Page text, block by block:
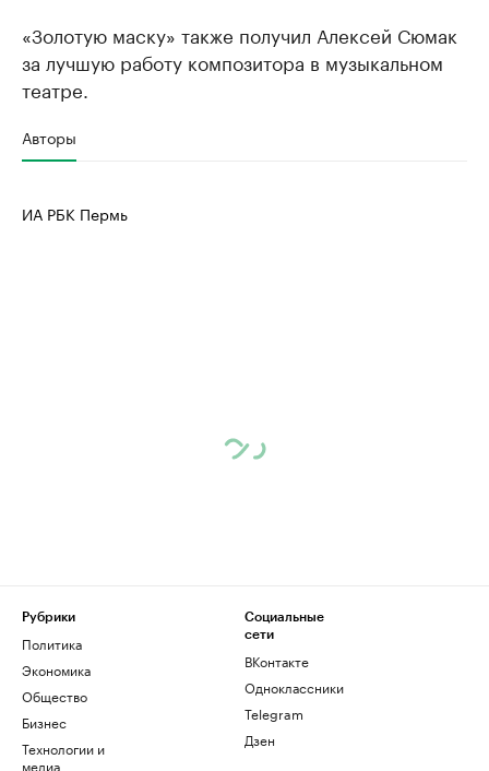
«Золотую маску» также получил Алексей Сюмак
за лучшую работу композитора в музыкальном
театре.
Авторы
ИА РБК Пермь
Рубрики
Политика
Экономика
Общество
Бизнес
Технологии и
медиа
Социальные
сети
ВКонтакте
Одноклассники
Telegram
Дзен